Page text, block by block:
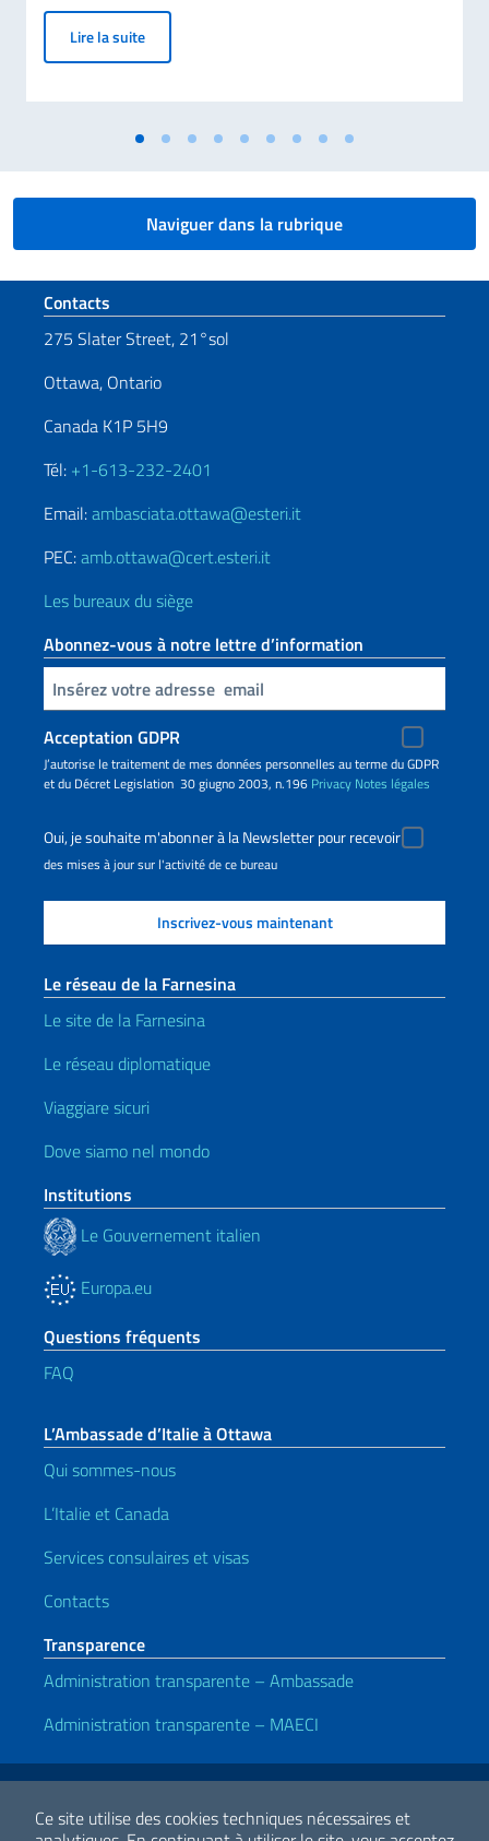
Ce site utilise des cookies techniques nécessaires et
Lire la suiteMESSAGE DU VICE-PRÉSIDENT DU CONSEIL DES
Naviguer dans la rubrique
Section de pied de page
Contacts
275 Slater Street, 21°sol
Ottawa, Ontario
Canada K1P 5H9
Tél: +1-613-232-2401
Email:ambasciata.ottawa@esteri.it
PEC:amb.ottawa@cert.esteri.it
Les bureaux du siège
Abonnez-vous à notre lettre d’information
Insert your email
Acceptation GDPR
J’autorise le traitement de mes données personnelles au terme du GDPR
et du Décret Legislation 30 giugno 2003, n.196 Privacy Notes légales
Oui, je souhaite m'abonner à la Newsletter pour recevoir
des mises à jour sur l'activité de ce bureau
Le réseau de la Farnesina
Le site de la Farnesina
Le réseau diplomatique
Viaggiare sicuri
Dove siamo nel mondo
Institutions
Le Gouvernement italien
Europa.eu
Questions fréquents
FAQ
L’Ambassade d’Italie à Ottawa
Qui sommes-nous
L’Italie et Canada
Services consulaires et visas
Contacts
Transparence
Administration transparente – Ambassade
Administration transparente – MAECI
Liens utiles